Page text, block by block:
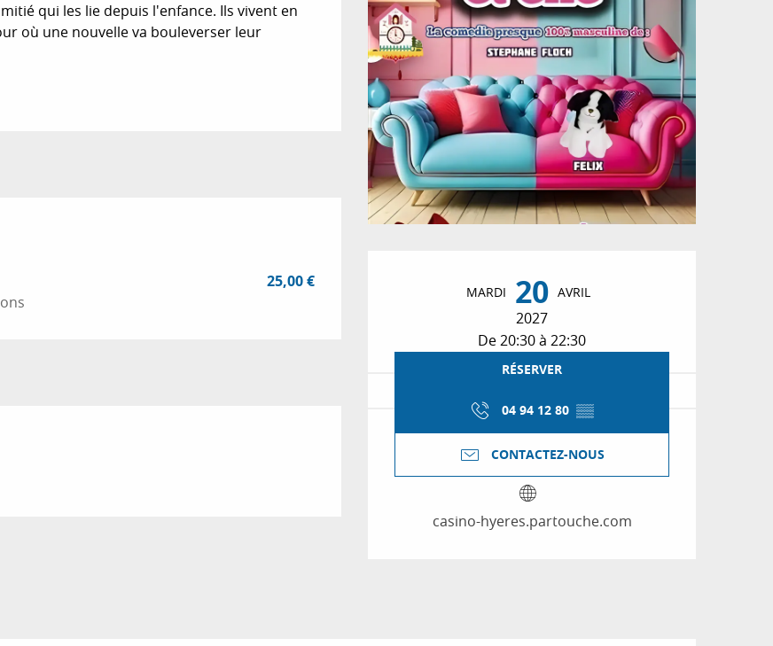
Ouverture et
MARDI 20 AVRIL
2027
De 20:30 à 22:30
RÉSERVER
04 94 12 80 ▒▒
CONTACTEZ-NOUS
casino-hyeres.partouche.com
qui les lie depuis l'enfance. Ils vivent en
où une nouvelle va bouleverser leur
25,00 €